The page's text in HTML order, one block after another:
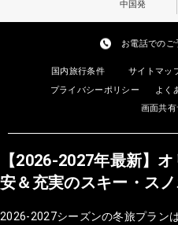
中国発
お電話でのご
国内旅行条件 サイトマッ
プライバシーポリシー
よく
画面共有
【2026-2027年最新】
安＆充実のスキー・ス
2026-2027シーズンの冬旅プラン